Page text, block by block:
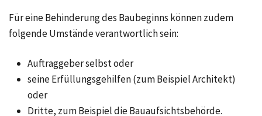
Für eine Behinderung des Baubeginns können zudem
folgende Umstände verantwortlich sein:
Auftraggeber selbst oder
seine Erfüllungsgehilfen (zum Beispiel Architekt)
oder
Dritte, zum Beispiel die Bauaufsichtsbehörde.